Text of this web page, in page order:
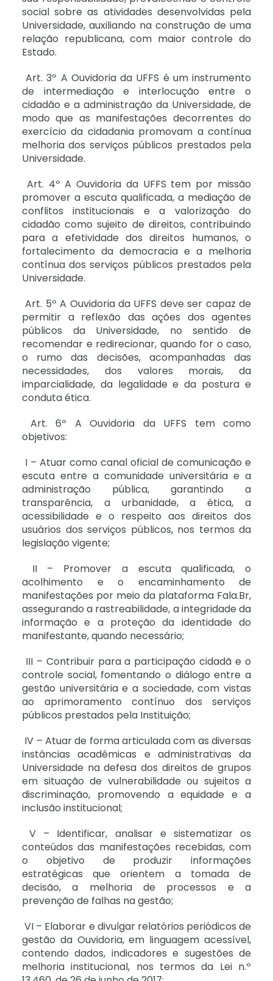
social sobre as atividades desenvolvidas pela
Universidade, auxiliando na construção de uma
relação republicana, com maior controle do
Estado.
Art. 3º A Ouvidoria da UFFS é um instrumento
de intermediação e interlocução entre o
cidadão e a administração da Universidade, de
modo que as manifestações decorrentes do
exercício da cidadania promovam a contínua
melhoria dos serviços públicos prestados pela
Universidade.
Art. 4º A Ouvidoria da UFFS tem por missão
promover a escuta qualificada, a mediação de
conflitos institucionais e a valorização do
cidadão como sujeito de direitos, contribuindo
para a efetividade dos direitos humanos, o
fortalecimento da democracia e a melhoria
contínua dos serviços públicos prestados pela
Universidade.
Art. 5º A Ouvidoria da UFFS deve ser capaz de
permitir a reflexão das ações dos agentes
públicos da Universidade, no sentido de
recomendar e redirecionar, quando for o caso,
o rumo das decisões, acompanhadas das
necessidades, dos valores morais, da
imparcialidade, da legalidade e da postura e
conduta ética.
Art. 6º A Ouvidoria da UFFS tem como
objetivos:
I – Atuar como canal oficial de comunicação e
escuta entre a comunidade universitária e a
administração pública, garantindo a
transparência, a urbanidade, a ética, a
acessibilidade e o respeito aos direitos dos
usuários dos serviços públicos, nos termos da
legislação vigente;
II – Promover a escuta qualificada, o
acolhimento e o encaminhamento de
manifestações por meio da plataforma Fala.Br,
assegurando a rastreabilidade, a integridade da
informação e a proteção da identidade do
manifestante, quando necessário;
III – Contribuir para a participação cidadã e o
controle social, fomentando o diálogo entre a
gestão universitária e a sociedade, com vistas
ao aprimoramento contínuo dos serviços
públicos prestados pela Instituição;
IV – Atuar de forma articulada com as diversas
instâncias acadêmicas e administrativas da
Universidade na defesa dos direitos de grupos
em situação de vulnerabilidade ou sujeitos a
discriminação, promovendo a equidade e a
inclusão institucional;
V – Identificar, analisar e sistematizar os
conteúdos das manifestações recebidas, com
o objetivo de produzir informações
estratégicas que orientem a tomada de
decisão, a melhoria de processos e a
prevenção de falhas na gestão;
VI – Elaborar e divulgar relatórios periódicos de
gestão da Ouvidoria, em linguagem acessível,
contendo dados, indicadores e sugestões de
melhoria institucional, nos termos da Lei n.º